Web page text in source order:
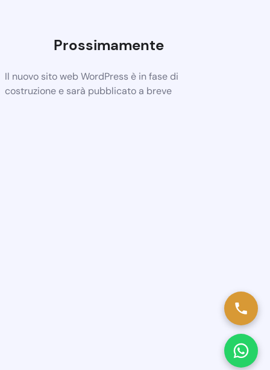
Prossimamente
Il nuovo sito web WordPress è in fase di
costruzione e sarà pubblicato a breve